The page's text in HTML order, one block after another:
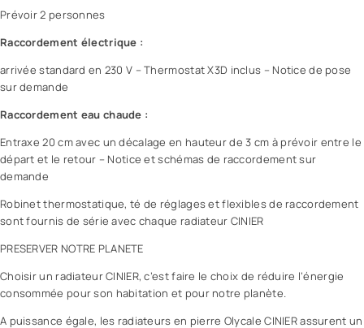
Prévoir 2 personnes
Raccordement électrique :
arrivée standard en 230 V – Thermostat X3D inclus – Notice de pose
sur demande
Raccordement eau chaude :
Entraxe 20 cm avec un décalage en hauteur de 3 cm à prévoir entre le
départ et le retour – Notice et schémas de raccordement sur
demande
Robinet thermostatique, té de réglages et flexibles de raccordement
sont fournis de série avec chaque radiateur CINIER
PRESERVER NOTRE PLANETE
Choisir un radiateur CINIER, c’est faire le choix de réduire l’énergie
consommée pour son habitation et pour notre planète.
A puissance égale, les radiateurs en pierre Olycale CINIER assurent un